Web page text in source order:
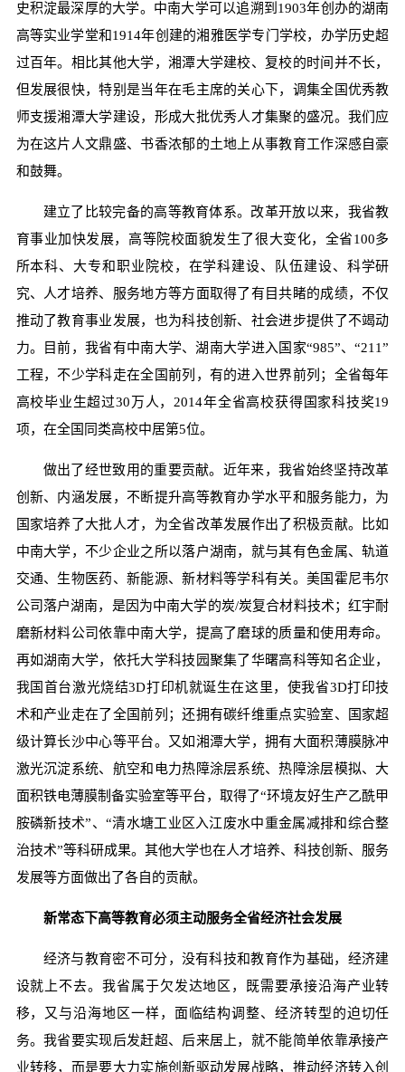
史积淀最深厚的大学。中南大学可以追溯到1903年创办的湖南
高等实业学堂和1914年创建的湘雅医学专门学校，办学历史超
过百年。相比其他大学，湘潭大学建校、复校的时间并不长，
但发展很快，特别是当年在毛主席的关心下，调集全国优秀教
师支援湘潭大学建设，形成大批优秀人才集聚的盛况。我们应
为在这片人文鼎盛、书香浓郁的土地上从事教育工作深感自豪
和鼓舞。
建立了比较完备的高等教育体系。改革开放以来，我省教
育事业加快发展，高等院校面貌发生了很大变化，全省100多
所本科、大专和职业院校，在学科建设、队伍建设、科学研
究、人才培养、服务地方等方面取得了有目共睹的成绩，不仅
推动了教育事业发展，也为科技创新、社会进步提供了不竭动
力。目前，我省有中南大学、湖南大学进入国家“985”、“211”
工程，不少学科走在全国前列，有的进入世界前列；全省每年
高校毕业生超过30万人，2014年全省高校获得国家科技奖19
项，在全国同类高校中居第5位。
做出了经世致用的重要贡献。近年来，我省始终坚持改革
创新、内涵发展，不断提升高等教育办学水平和服务能力，为
国家培养了大批人才，为全省改革发展作出了积极贡献。比如
中南大学，不少企业之所以落户湖南，就与其有色金属、轨道
交通、生物医药、新能源、新材料等学科有关。美国霍尼韦尔
公司落户湖南，是因为中南大学的炭/炭复合材料技术；红宇耐
磨新材料公司依靠中南大学，提高了磨球的质量和使用寿命。
再如湖南大学，依托大学科技园聚集了华曙高科等知名企业，
我国首台激光烧结3D打印机就诞生在这里，使我省3D打印技
术和产业走在了全国前列；还拥有碳纤维重点实验室、国家超
级计算长沙中心等平台。又如湘潭大学，拥有大面积薄膜脉冲
激光沉淀系统、航空和电力热障涂层系统、热障涂层模拟、大
面积铁电薄膜制备实验室等平台，取得了“环境友好生产乙酰甲
胺磷新技术”、“清水塘工业区入江废水中重金属减排和综合整
治技术”等科研成果。其他大学也在人才培养、科技创新、服务
发展等方面做出了各自的贡献。
新常态下高等教育必须主动服务全省经济社会发展
经济与教育密不可分，没有科技和教育作为基础，经济建
设就上不去。我省属于欠发达地区，既需要承接沿海产业转
移，又与沿海地区一样，面临结构调整、经济转型的迫切任
务。我省要实现后发赶超、后来居上，就不能简单依靠承接产
业转移，而是要大力实施创新驱动发展战略，推动经济转入创